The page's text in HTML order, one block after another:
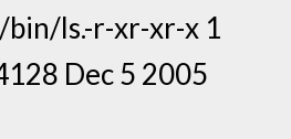
ls.-r-xr-xr-x 1
Dec 5 2005